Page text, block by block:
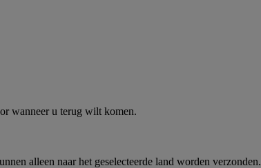
wanneer u terug wilt komen.
alleen naar het geselecteerde land worden verzonden.